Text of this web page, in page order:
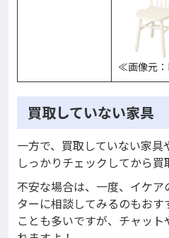
≪画像元
買取していない家具
一方で、買取していない家
しっかりチェックしてから買
不安な場合は、一度、イケ
ターに相談してみるのもおす
ことも多いですが、チャッ